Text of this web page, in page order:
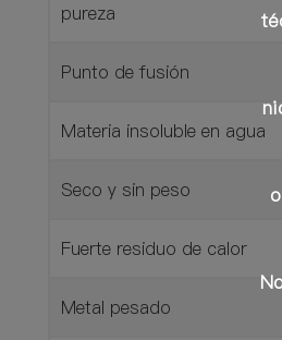
o
pureza
Punto de fusión
Materia insoluble en agua
Seco y sin peso
Fuerte residuo de calor
Metal pesado